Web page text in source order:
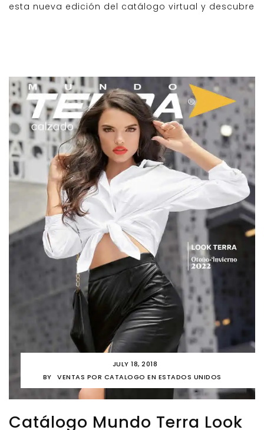
esta nueva edición del catálogo virtual y descubre
JULY 18, 2018
BY
VENTAS POR CATALOGO EN ESTADOS UNIDOS
Catálogo Mundo Terra Look